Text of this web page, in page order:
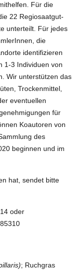
Für die
22 Regiosaatgut-
unterteilt. Für jedes
die
identifizieren
1-3 Individuen von
Wir unterstützen das
Trockenmittel,
eventuellen
für
Koautoren von
des
beginnen und im
hat, sendet bitte
oder
; Ruchgras